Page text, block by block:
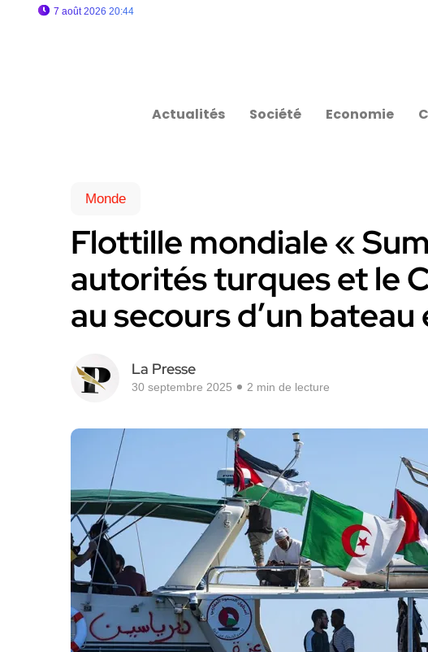
7 août 2026 20:44
Actualités Société Economie
Monde
Flottille mondiale «
autorités turques et le
au secours d’un bateau
La Presse
30 septembre 2025 2 min de lecture